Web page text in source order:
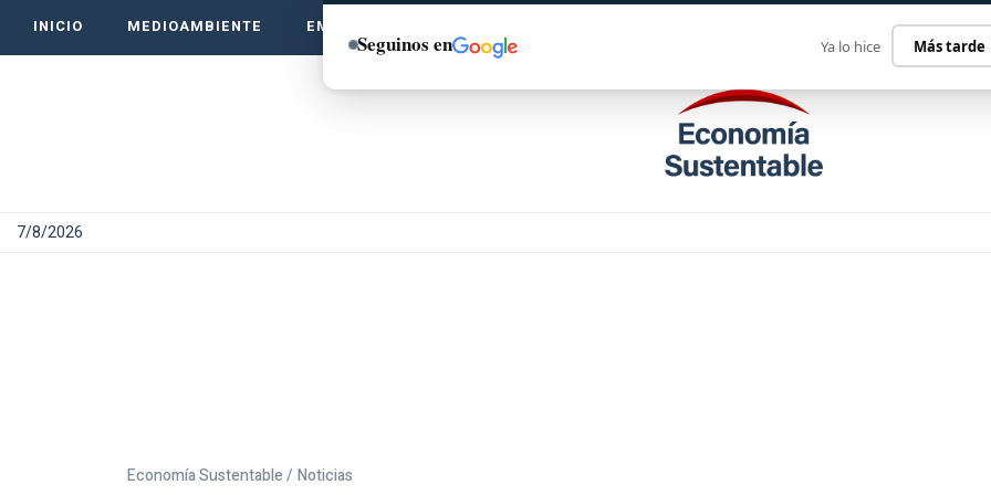
INICIO MEDIOAMBIENTE EMPRENDE VERDE
7/8/2026
Economía Sustentable / Noticias
Seguinos en Ya lo hice Más tarde